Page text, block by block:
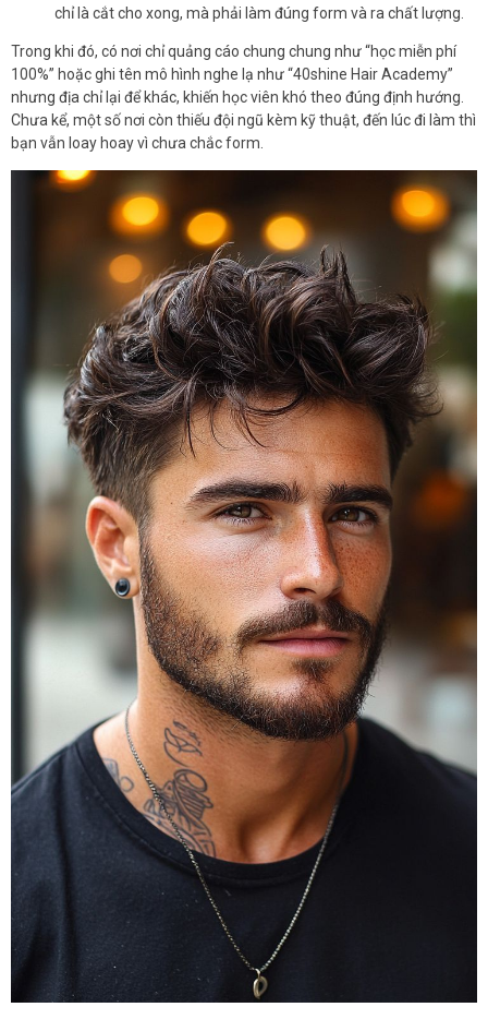
chỉ là cắt cho xong, mà phải làm đúng form và ra chất lượng.
Trong khi đó, có nơi chỉ quảng cáo chung chung như “học miễn phí
100%” hoặc ghi tên mô hình nghe lạ như “40shine Hair Academy”
nhưng địa chỉ lại để khác, khiến học viên khó theo đúng định hướng.
Chưa kể, một số nơi còn thiếu đội ngũ kèm kỹ thuật, đến lúc đi làm thì
bạn vẫn loay hoay vì chưa chắc form.